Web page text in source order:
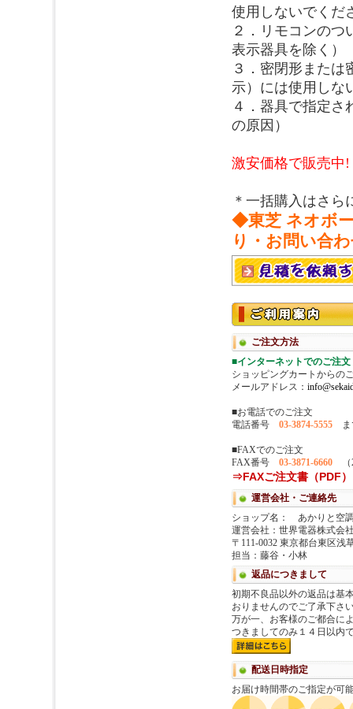
使用しないでくだ
２．リモコンのつ
表示器具を除く）
３．密閉形または
示）には使用しな
４．器具で指定さ
の原因）
激安価格で販売中!
＊一括購入はさら
◆東芝 ネオボ
り・お問い合